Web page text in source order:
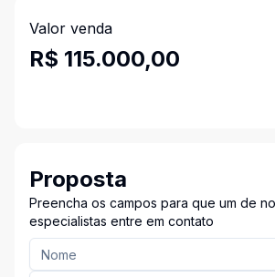
Valor venda
R$ 115.000,00
Proposta
Preencha os campos para que um de
especialistas entre em contato